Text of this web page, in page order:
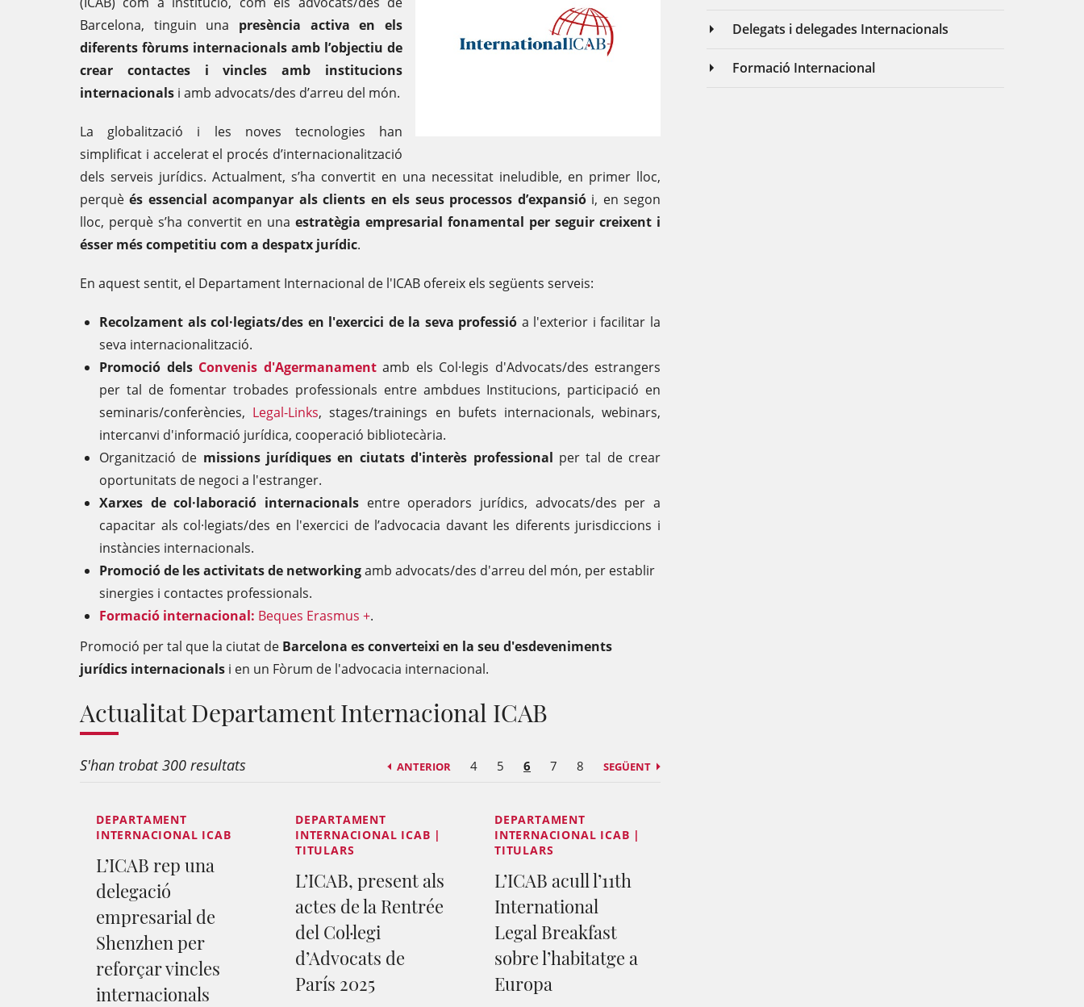
Delegats i delegades Internacionals
Formació Internacional
Barcelona, tinguin una presència activa en els
diferents fòrums internacionals amb l’objectiu de
crear contactes i vincles amb institucions
internacionals i amb advocats/des d’arreu del món.
La globalització i les noves tecnologies han
simplificat i accelerat el procés d’internacionalització
dels serveis jurídics. Actualment, s’ha convertit en una necessitat ineludible, en primer lloc,
perquèés essencial acompanyar als clients en els seus processos d’expansiói, en segon
lloc, perquè s’ha convertit en una estratègia empresarial fonamental per seguir creixent i
ésser més competitiu com a despatx jurídic.
En aquest sentit, el Departament Internacional de l'ICAB ofereix els següents serveis:
Recolzament als col·legiats/des en l'exercici de la seva professió a l'exterior i facilitar la
seva internacionalització.
Promoció dels Convenis d'Agermanamentamb els Col·legis d'Advocats/des estrangers
per tal de fomentar trobades professionals entre ambdues Institucions, participació en
seminaris/conferències, Legal-Links, stages/trainings en bufets internacionals, webinars,
intercanvi d'informació jurídica, cooperació bibliotecària.
Organització de missions jurídiques en ciutats d'interès professional per tal de crear
oportunitats de negoci a l'estranger.
Xarxes de col·laboració internacionals entre operadors jurídics, advocats/des per a
capacitar als col·legiats/des en l'exercici de l’advocacia davant les diferents jurisdiccions i
instàncies internacionals.
Promoció de les activitats de networkingamb advocats/des d'arreu del món, per establir
sinergies i contactes professionals.
Formació internacional: Beques Erasmus +.
Promoció per tal que la ciutat de Barcelona es converteixi en la seu d'esdeveniments
jurídics internacionals i en un Fòrum de l'advocacia internacional.
Actualitat Departament Internacional ICAB
S'han trobat 300 resultats ANTERIOR 4 5 6 7 8 SEGÜENT
DEPARTAMENT
INTERNACIONAL ICAB
L’ICAB rep una
delegació
empresarial de
Shenzhen per
reforçar vincles
internacionals
DEPARTAMENT
INTERNACIONAL ICAB |
TITULARS
L’ICAB, present als
actes de la Rentrée
del Col·legi
d’Advocats de
París 2025
DEPARTAMENT
INTERNACIONAL ICAB |
TITULARS
L’ICAB acull l’11th
International
Legal Breakfast
sobre l’habitatge a
Europa